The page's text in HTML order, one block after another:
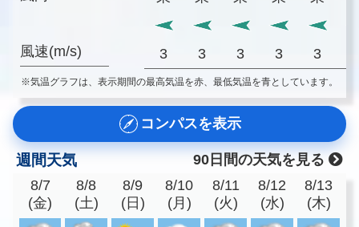
風速(m/s) 3 3 3 3 3
※気温グラフは、表示期間の最高気温を赤、最低気温を青としています。
コンパスを表示
週間天気
90日間の天気を見る
8/7
(金)
8/8
(土)
8/9
(日)
8/10
(月)
8/11
(火)
8/12
(水)
8/13
(木)